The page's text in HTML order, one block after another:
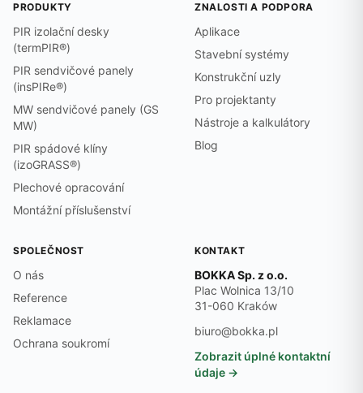
PRODUKTY
PIR izolační desky
(termPIR®)
PIR sendvičové panely
(insPIRe®)
MW sendvičové panely (GS
MW)
PIR spádové klíny
(izoGRASS®)
Plechové opracování
Montážní příslušenství
ZNALOSTI A PODPORA
Aplikace
Stavební systémy
Konstrukční uzly
Pro projektanty
Nástroje a kalkulátory
Blog
SPOLEČNOST
O nás
Reference
Reklamace
Ochrana soukromí
KONTAKT
BOKKA Sp. z o.o.
Plac Wolnica 13/10
31-060 Kraków
biuro@bokka.pl
Zobrazit úplné kontaktní
údaje →